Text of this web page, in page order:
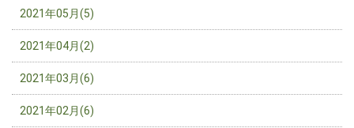
2021年05月(5)
2021年04月(2)
2021年03月(6)
2021年02月(6)